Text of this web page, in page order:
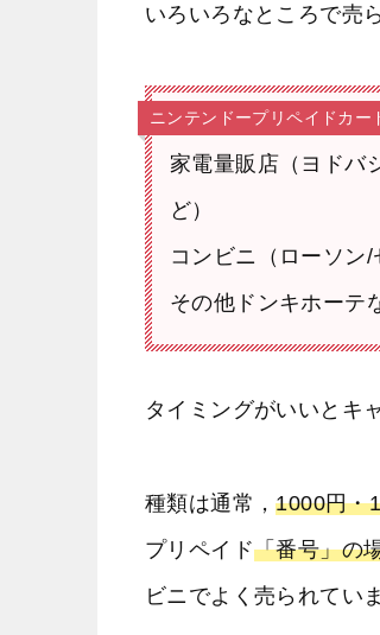
いろいろなところで売
ニンテンドープリペイドカー
家電量販店（ヨドバ
ど）
コンビニ（ローソン/
その他ドンキホーテ
タイミングがいいとキ
種類は通常，1000円・
プリペイド「番号」の
ビニでよく売られてい